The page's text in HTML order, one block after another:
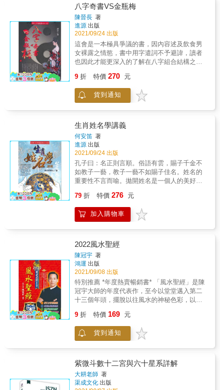
功夫，就不成比例了。若說具體的貢獻，本書
將說例與挨星圖局一概以「配上坐向之廿四山
圓圖」表示，並將所有的下卦及替卦挨星盤提
供出來，讀者可以在八國周圍廿四山向上，自
由加註山水或標記。相信此舉必能為廣大讀者
節省大量時間，並將有用的生命用在實際之堪
輿驗證上；如此則讀者幸甚，筆者自是幸甚。
是，本書能將多家立向分金線法線法集成于一
本，這也是古今歷代風水易學界中絕無僅有
的，可以說是古今第一本！
八字奇書VS金瓶梅
陳晉長 著
進源 出版
2021/09/24 出版
這會是一本極具爭議的書，因內容述及飲食男
女裸露之情慾，書中用字遣詞不予避諱，讀者
也因此才能更深入的了解在八字組合結構之下
求、衝動、不循禮法、乃至淫聲穢語、慾望刺
激等八字氣場暗藏的基因。這些暗藏的基因正
往往是不經意或一念之間推波助瀾而產生的行
金水木火土五行氣場與十神的結構問題有關。
又例如正官七殺在女命中顯現與排列的方式不
同，其行為模式即有很大的差異，如： 正官少
者，發乎情，止乎禮， 七殺強者，發乎情，盡
於慾。 又如食傷：食神雖強，溫柔而蓄勢待
發， 傷官旺者，易發而強烈外放。 此乃八字氣
場產生的心理與生理結構，這就是本書所要探
討的方向。蓋凡命理師不外尋求正面形象，或
者道袍加身，或者西裝筆挺，道貌岸然之姿面
派自居的老師而言或許本書將飽受評擊，但筆
者也必須正面的說：這些難道不是八字命理的
學問之一嗎？八字的精髓並不只是討論吉凶禍
福、生老病死、運勢高低等等而已，凡是四柱
五行裡面所隱藏的任何一個符號、感官、知
覺、心態皆可能是影響命造一生的走向，故此
等亦是博大精深的學問之一矣。師者，傳道授
業解惑也。為人師者不該只拘泥於正面表象的
形式，一凡任何蛛絲末節皆是研究的一環，並
將其研究心得公諸於世，這就是傳承。
9 折 特價 270 元
貨到通知
生肖姓名學講義
何安笛 著
進源 出版
2021/09/24 出版
孔子曰：名正則言順。俗語有雲，賜子千金不
如教子一藝，教子一藝不如賜子佳名。姓名的
重要性不言而喻。拋開姓名是一個人的美好代
勢的重要途徑，其重要性不可小覷。我記得有
個腦筋急轉彎說，有一樣東西明明是你的，卻
總是別人在用。那就是名字。每個人都有名
又如何行事呢？正如孔子所言「名不正則言不
順」。名字跟隨人一生，甚至在故去後刻在墓
碑上，名留千古或者遺臭萬年。姓名不僅是代
表一個人的符號，助人以定位，更是影響人生
運勢的重要因素，關係人一生的事業、健康、
婚姻、財運、人際關係等等。我們常聽說，
「一命、二運、三風水、四積德、五讀書」，
其中命就是八字，是先天註定無法改變的，其
餘四項均可改變，也就是後天改運的途徑。同
式，有一句話很有道理，「賜子千金不如教子
一藝，教子一藝不如賜子佳名。」姓名是助力
後天運勢的重要途徑。我們常常說命運，但命
和運是不同的。命是先天的，是用干支的方法
表示的出生時刻年月日時，也就是八字，命的
先天註定的，任何人都無法改變它。運是後天
的，是命理當中可以改變的部分，姓名就是後
79 折 特價 276 元
加入購物車
2022風水聖經
陳冠宇 著
鴻運 出版
2021/09/08 出版
特別推薦 *年度熱賣暢銷書* 「風水聖經」是陳
冠宇大師的年度代表作，至今以堂堂邁入第二
十三個年頭，擺脫以往風水的神秘色彩，以最
以來，已獲廣大讀者熱烈好評，內容包羅萬
象，精彩實用。(本書五行行運預言年年一樣都
有準確詳述) 2022年精采內容包括： 虎年行運
各行各業賺錢運勢分析◎求正財招偏財迎財神
秘訣◎全球金融運勢預言 陽宅開運我最行 ◎求
財求愛情求事業住宅開運秘法◎2022招財格局
◎不宜動土方位及文昌位的規劃 全新收錄 ◎六
9 折 特價 169 元
貨到通知
紫微斗數十二宮與六十星系詳解
大耕老師 著
渠成文化 出版